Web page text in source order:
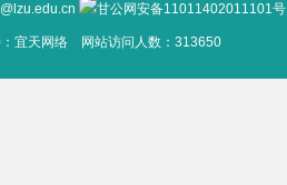
甘公网安备11011402011101号
宜天网络 网站访问人数：313650